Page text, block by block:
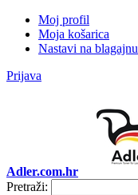
Moj profil
Moja košarica
Nastavi na blagajnu
Prijava
Adler.com.hr
Pretraži: